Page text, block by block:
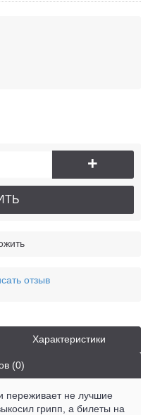
+
отзыв
Характеристики
(0)
переживает не лучшие
грипп, а билеты на